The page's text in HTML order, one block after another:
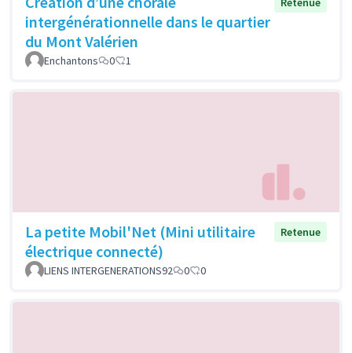
intergénérationnelle dans le quartier
du Mont Valérien
Enchantons 0 1
La petite Mobil'Net (Mini utilitaire
électrique connecté)
Retenue
LIENS INTERGENERATIONS92 0 0